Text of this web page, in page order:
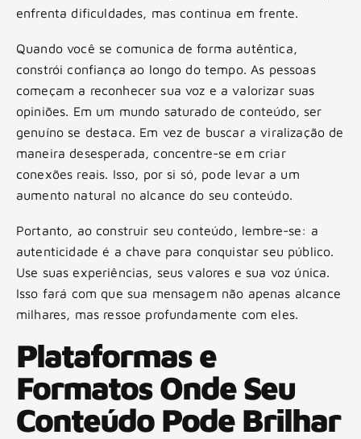
enfrenta dificuldades, mas continua em frente.
Quando você se comunica de forma autêntica,
constrói confiança ao longo do tempo. As pessoas
começam a reconhecer sua voz e a valorizar suas
opiniões. Em um mundo saturado de conteúdo, ser
genuíno se destaca. Em vez de buscar a viralização de
maneira desesperada, concentre-se em criar
conexões reais. Isso, por si só, pode levar a um
aumento natural no alcance do seu conteúdo.
Portanto, ao construir seu conteúdo, lembre-se: a
autenticidade é a chave para conquistar seu público.
Use suas experiências, seus valores e sua voz única.
Isso fará com que sua mensagem não apenas alcance
milhares, mas ressoe profundamente com eles.
Plataformas e
Formatos Onde Seu
Conteúdo Pode Brilhar